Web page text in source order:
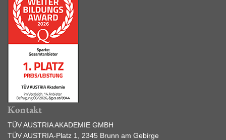
Kontakt
TÜV AUSTRIA AKADEMIE GMBH
TÜV AUSTRIA-Platz 1, 2345 Brunn am Gebirge